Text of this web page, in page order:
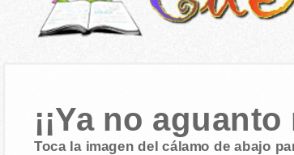
¡¡Ya no
Toca la imagen del cálamo de abajo